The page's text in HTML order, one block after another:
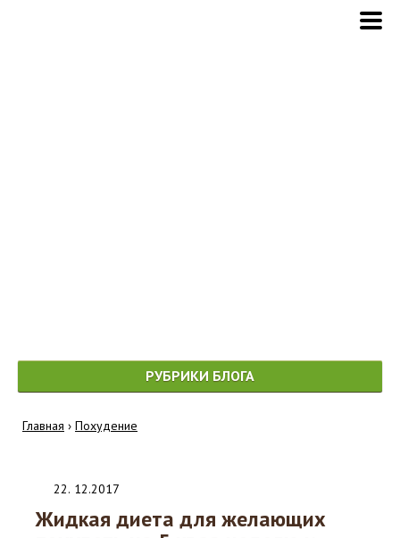
РУБРИКИ БЛОГА
Главная › Похудение
22. 12.2017
Жидкая диета для желающих